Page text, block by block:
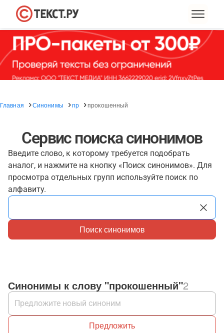
Главная Синонимы пр прокошенный
Сервис поиска синонимов
Введите слово, к которому требуется подобрать
аналог, и нажмите на кнопку «Поиск синонимов». Для
просмотра отдельных групп используйте поиск по
алфавиту.
Поиск синонимов
Синонимы к слову "прокошенный"2
Предложить